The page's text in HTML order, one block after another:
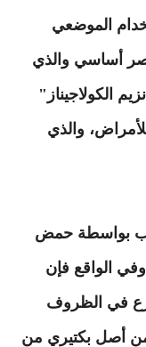
الموضعي
أساسي والذي
الكولاجيناز"
والذي
بواسطة حمض
وفي الواقع فإن
في الظروف
من أصل بكتيري من